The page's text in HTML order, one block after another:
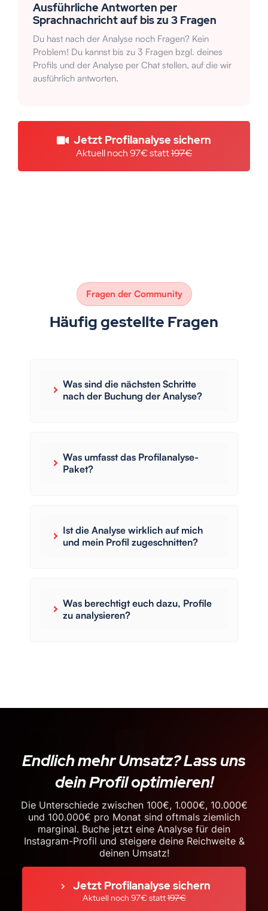
Ausführliche Antworten per
Sprachnachricht auf bis zu 3 Fragen
Du hast nach der Analyse noch Fragen? Kein
Problem! Du kannst bis zu 3 Fragen bzgl. deines
Profils und der Analyse per Chat stellen, auf die wir
ausführlich antworten.
Jetzt Profilanalyse sichern
Aktuell noch 97€ statt 197€
Fragen der Community
Häufig gestellte Fragen
Was sind die nächsten Schritte
nach der Buchung der Analyse?
Was umfasst das Profilanalyse-
Paket?
Ist die Analyse wirklich auf mich
und mein Profil zugeschnitten?
Was berechtigt euch dazu, Profile
zu analysieren?
Endlich mehr Umsatz? Lass uns
dein Profil optimieren!
Die Unterschiede zwischen 100€, 1.000€, 10.000€
und 100.000€ pro Monat sind oftmals ziemlich
marginal. Buche jetzt eine Analyse für dein
Instagram-Profil und steigere deine Reichweite &
deinen Umsatz!
Jetzt Profilanalyse sichern
Aktuell noch 97€ statt 197€